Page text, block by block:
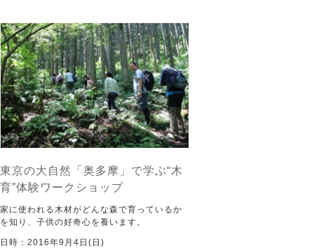
東京の大自然「奥多摩」で学ぶ“木
育”体験ワークショップ
家に使われる木材がどんな森で育っているか
を知り、子供の好奇心を養います。
日時：2016年9月4日(日)